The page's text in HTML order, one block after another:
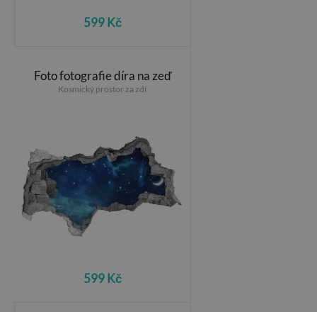
599 Kč
Foto fotografie díra na zeď
Kosmický prostor za zdí
599 Kč